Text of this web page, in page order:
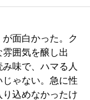
面白かった。ク
雰囲気を醸し出
味で、ハマる人
ゃない。急に性
込めなかったけ